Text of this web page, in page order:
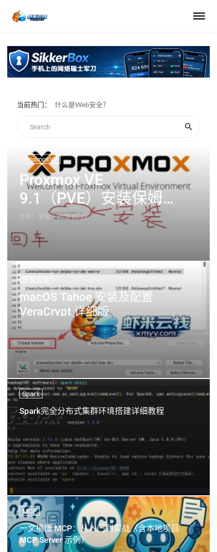
当前热门： 什么是Web安全？
ProxmoxVE
Proxmox VE
9.1（PVE）安装保姆级
教程（适用于最新版）
作者： 星阑 - 2026-02-15
macOS Tahoe 安装及配置
VeraCrypt 详细版
Spark
Spark完全分布式集群环境搭建详细教程
MCP
一文搞懂 MCP：从入门到实战（含本地项目
MCP Server 示例）